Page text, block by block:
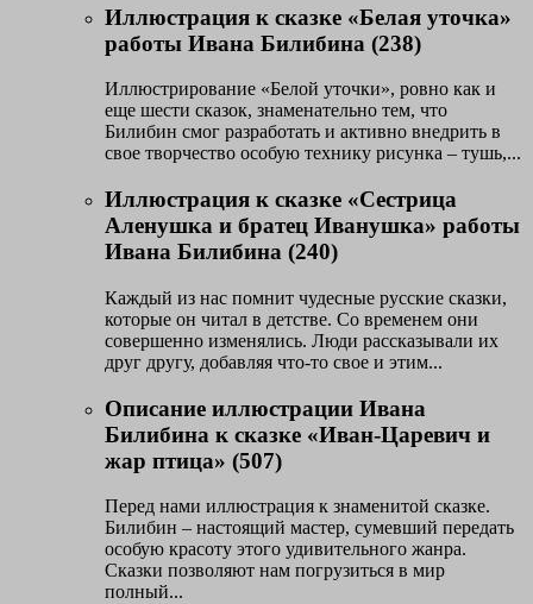
Иллюстрация к сказке «Белая уточка»
работы Ивана Билибина (238)
Иллюстрирование «Белой уточки», ровно как и
еще шести сказок, знаменательно тем, что
Билибин смог разработать и активно внедрить в
свое творчество особую технику рисунка – тушь,...
Иллюстрация к сказке «Сестрица
Аленушка и братец Иванушка» работы
Ивана Билибина (240)
Каждый из нас помнит чудесные русские сказки,
которые он читал в детстве. Со временем они
совершенно изменялись. Люди рассказывали их
друг другу, добавляя что-то свое и этим...
Описание иллюстрации Ивана
Билибина к сказке «Иван-Царевич и
жар птица» (507)
Перед нами иллюстрация к знаменитой сказке.
Билибин – настоящий мастер, сумевший передать
особую красоту этого удивительного жанра.
Сказки позволяют нам погрузиться в мир
полный...